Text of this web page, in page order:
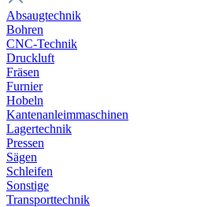
Absaugtechnik
Bohren
CNC-Technik
Druckluft
Fräsen
Furnier
Hobeln
Kantenanleimmaschinen
Lagertechnik
Pressen
Sägen
Schleifen
Sonstige
Transporttechnik